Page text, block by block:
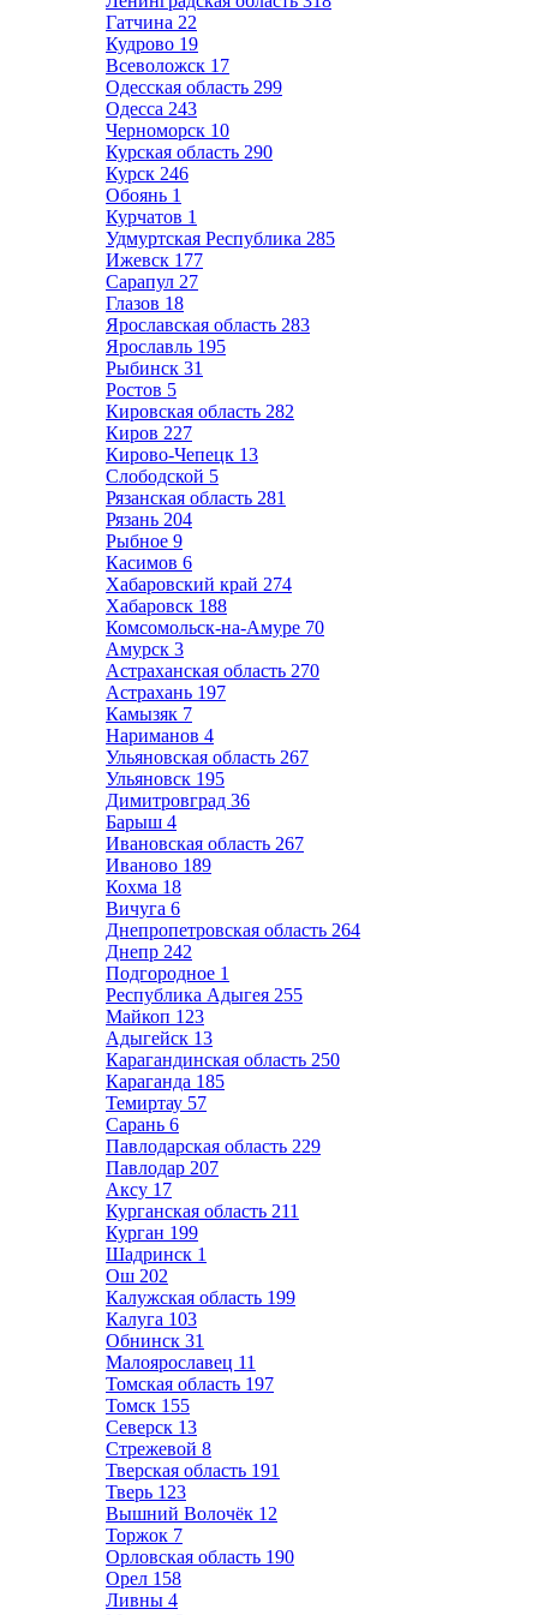
Гатчина 22
Кудрово 19
Всеволожск 17
Одесская область 299
Одесса 243
Черноморск 10
Курская область 290
Курск 246
Обоянь 1
Курчатов 1
Удмуртская Республика 285
Ижевск 177
Сарапул 27
Глазов 18
Ярославская область 283
Ярославль 195
Рыбинск 31
Ростов 5
Кировская область 282
Киров 227
Кирово-Чепецк 13
Слободской 5
Рязанская область 281
Рязань 204
Рыбное 9
Касимов 6
Хабаровский край 274
Хабаровск 188
Комсомольск-на-Амуре 70
Амурск 3
Астраханская область 270
Астрахань 197
Камызяк 7
Нариманов 4
Ульяновская область 267
Ульяновск 195
Димитровград 36
Барыш 4
Ивановская область 267
Иваново 189
Кохма 18
Вичуга 6
Днепропетровская область 264
Днепр 242
Подгородное 1
Республика Адыгея 255
Майкоп 123
Адыгейск 13
Карагандинская область 250
Караганда 185
Темиртау 57
Сарань 6
Павлодарская область 229
Павлодар 207
Аксу 17
Курганская область 211
Курган 199
Шадринск 1
Ош 202
Калужская область 199
Калуга 103
Обнинск 31
Малоярославец 11
Томская область 197
Томск 155
Северск 13
Стрежевой 8
Тверская область 191
Тверь 123
Вышний Волочёк 12
Торжок 7
Орловская область 190
Орел 158
Ливны 4